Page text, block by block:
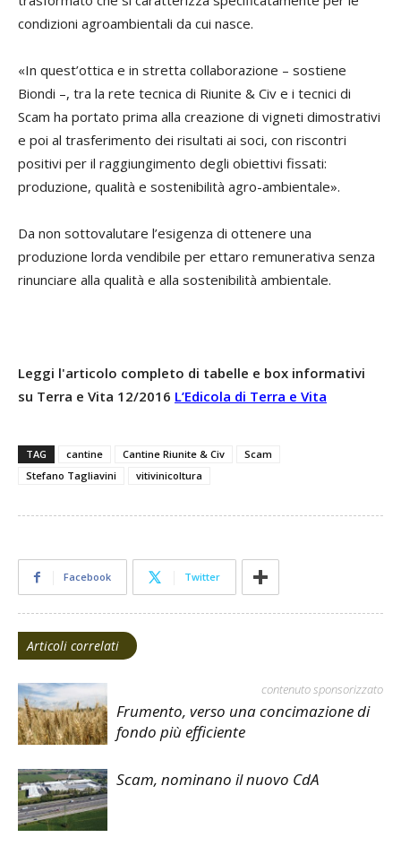
condizioni agroambientali da cui nasce.
«In quest’ottica e in stretta collaborazione – sostiene
Biondi –, tra la rete tecnica di Riunite & Civ e i tecnici di
Scam ha portato prima alla creazione di vigneti dimostrativi
e poi al trasferimento dei risultati ai soci, con riscontri
positivi per il raggiungimento degli obiettivi fissati:
produzione, qualità e sostenibilità agro-ambientale».
Da non sottovalutare l’esigenza di ottenere una
produzione lorda vendibile per ettaro remunerativa senza
rinunciare alla qualità e alla sostenibilità ambientale.
Leggi l'articolo completo di tabelle e box informativi
su Terra e Vita 12/2016 L’Edicola di Terra e Vita
TAG cantine Cantine Riunite & Civ
Scam
Stefano Tagliavini
vitivinicoltura
Facebook Twitter
Articoli correlati
contenuto sponsorizzato
Frumento, verso una concimazione di
fondo più efficiente
Scam, nominano il nuovo CdA